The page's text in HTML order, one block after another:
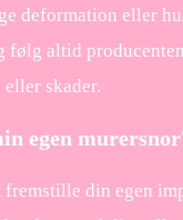
deformation eller
følg altid
skader.
egen
fremstille din egen